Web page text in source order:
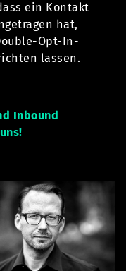
ein Kontakt
hat,
Opt-In-
lassen.
Inbound